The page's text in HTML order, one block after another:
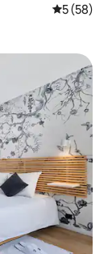
Átlagos
5 (58)